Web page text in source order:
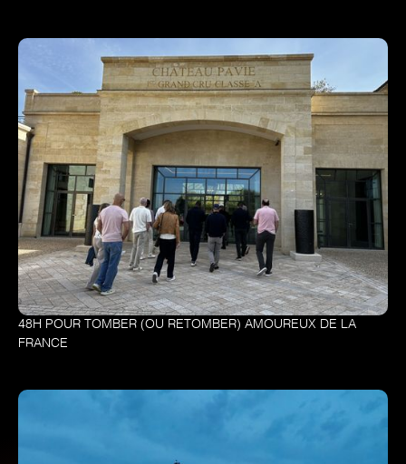
48H POUR TOMBER (OU RETOMBER) AMOUREUX DE LA
FRANCE